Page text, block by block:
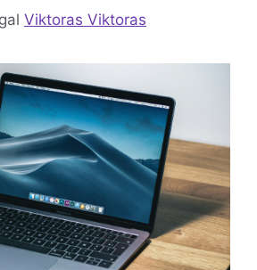
Viktoras Viktoras